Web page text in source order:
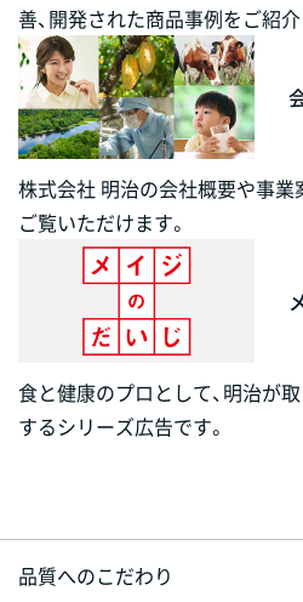
善、開発された商品事例をご紹介
株式会社 明治の会社概要や事業
ご覧いただけます。
食と健康のプロとして、明治が
するシリーズ広告です。
品質へのこだわり